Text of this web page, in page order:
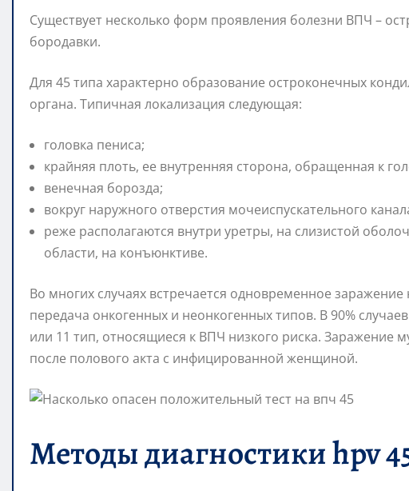
Существует несколько форм проявления болезни ВПЧ –
бородавки.
Для 45 типа характерно образование остроконечных
органа. Типичная локализация следующая:
головка пениса;
крайняя плоть, ее внутренняя сторона, обращенная к
венечная борозда;
вокруг наружного отверстия мочеиспускательного
реже располагаются внутри уретры, на слизистой
области, на конъюнктиве.
Во многих случаях встречается одновременное
передача онкогенных и неонкогенных типов. В 90%
или 11 тип, относящиеся к ВПЧ низкого риска. Заражение
после полового акта с инфицированной женщиной.
Методы диагностики hpv